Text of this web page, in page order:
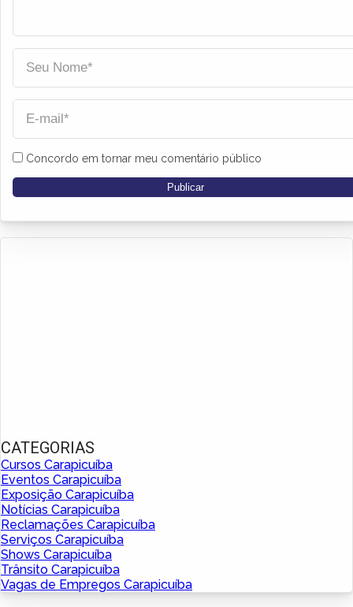
Concordo em tornar meu comentário público
CATEGORIAS
Cursos Carapicuíba
Eventos Carapicuíba
Exposição Carapicuíba
Notícias Carapicuíba
Reclamações Carapicuíba
Serviços Carapicuíba
Shows Carapicuíba
Trânsito Carapicuíba
Vagas de Empregos Carapicuíba